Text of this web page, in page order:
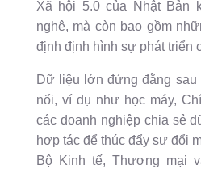
Xã hội 5.0 của Nhật Bản
nghệ, mà còn bao gồm
định định hình sự phát triển
Dữ liệu lớn đứng đằng sau
nổi, ví dụ như học máy,
các doanh nghiệp chia sẻ
hợp tác để thúc đẩy sự đổi
Bộ Kinh tế, Thương mại